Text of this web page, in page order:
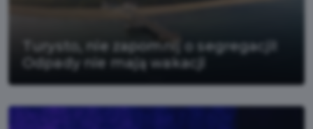
Turysto, nie zapomnij o segregacji!
Odpady nie mają wakacji